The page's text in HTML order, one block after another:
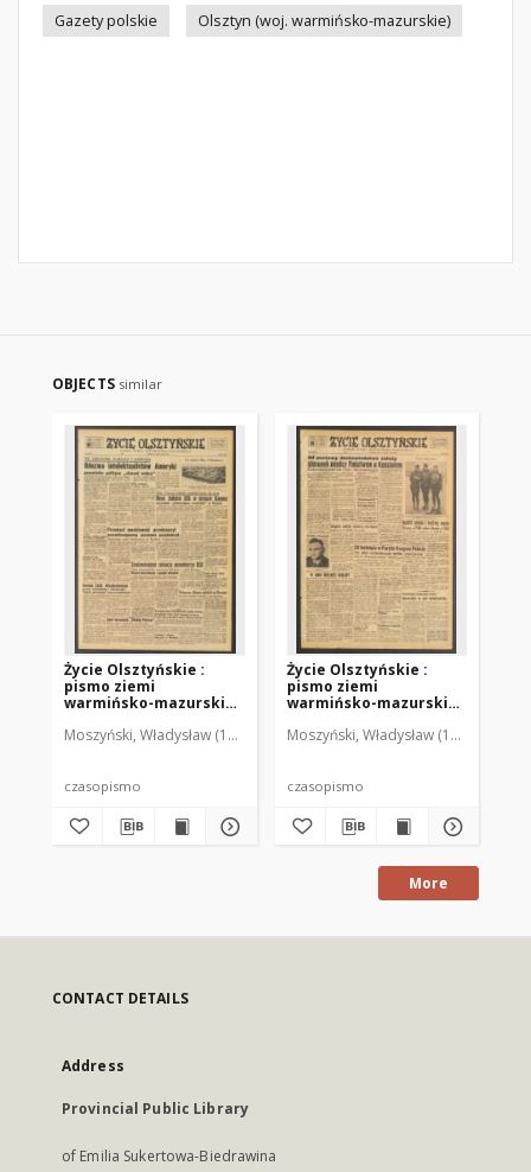
Gazety polskie
Olsztyn (woj. warmińsko-mazurskie)
OBJECTS similar
Życie Olsztyńskie :
pismo ziemi
warmińsko-mazurskiej,
Moszyński, Władysław (1922-2001). Red. Mroczkowski, Włodzimierz
czasopismo
Życie Olsztyńskie :
pismo ziemi
warmińsko-mazurskiej,
Moszyński, Władysław (1922-2001).
czasopismo
More
CONTACT DETAILS
Address
Provincial Public Library
of Emilia Sukertowa-Biedrawina